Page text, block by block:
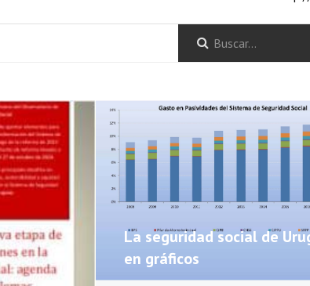
La seguridad social de
en gráficos